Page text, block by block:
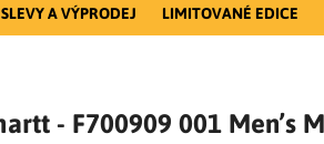
SLEVY A VÝPRODEJ LIMITOVANÉ EDICE
- F700909 001 Men’s